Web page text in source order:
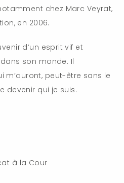
chez Marc Veyrat,
en 2006.
d’un esprit vif et
son monde. Il
m’auront, peut-être sans le
devenir qui je suis.
à la Cour